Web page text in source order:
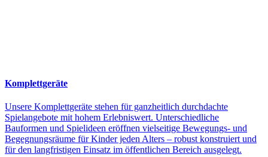
Komplettgeräte
Unsere Komplettgeräte stehen für ganzheitlich durchdachte
Spielangebote mit hohem Erlebniswert. Unterschiedliche
Bauformen und Spielideen eröffnen vielseitige Bewegungs- und
Begegnungsräume für Kinder jeden Alters – robust konstruiert und
für den langfristigen Einsatz im öffentlichen Bereich ausgelegt.